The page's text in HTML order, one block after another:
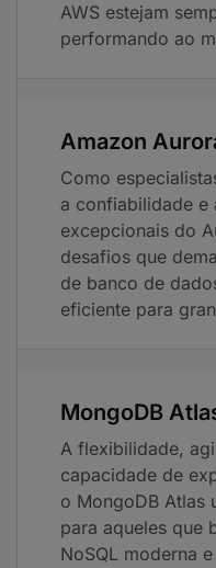
AWS estejam
performando ao
Amazon
Como
a confiabilidade e
excepcionais do
desafios que
de banco de
eficiente para
MongoDB
A flexibilidade,
capacidade de
o MongoDB Atlas
para aqueles que
NoSQL moderna